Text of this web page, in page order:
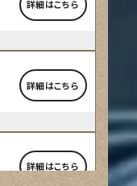
詳細はこちら
詳細はこちら
詳細はこちら